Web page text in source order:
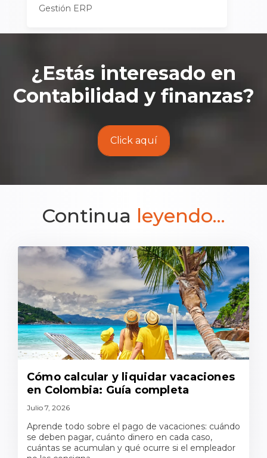
Gestión ERP
¿Estás interesado en
Contabilidad y finanzas?
Click aquí
Continua leyendo...
Cómo calcular y liquidar vacaciones
en Colombia: Guía completa
Julio 7, 2026
Aprende todo sobre el pago de vacaciones: cuándo
se deben pagar, cuánto dinero en cada caso,
cuántas se acumulan y qué ocurre si el empleador